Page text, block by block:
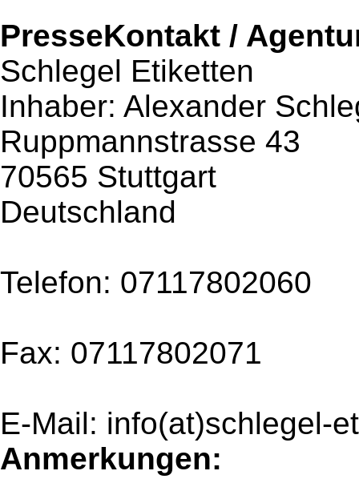
PresseKontakt /
Schlegel Etiketten
Inhaber: Alexander
Ruppmannstrasse 43
70565 Stuttgart
Deutschland
Telefon: 07117802060
Fax: 07117802071
E-Mail: info(at)schlegel-
Anmerkungen: